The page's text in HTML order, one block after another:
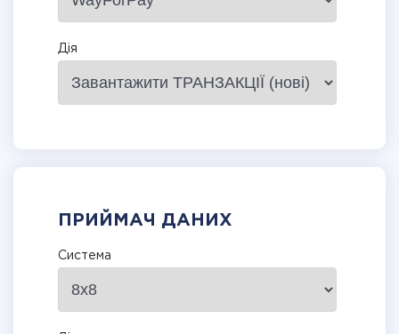
Дія
ПРИЙМАЧ ДАНИХ
Система